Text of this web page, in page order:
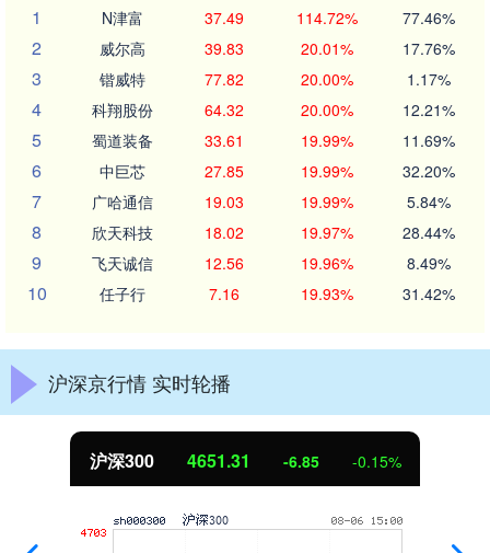
1
N津富 37.49 114.72% 77.46%
2 威尔高 39.83 20.01% 17.76%
3 锴威特 77.82 20.00% 1.17%
4 科翔股份 64.32 20.00% 12.21%
5 蜀道装备 33.61 19.99% 11.69%
6 中巨芯 27.85 19.99% 32.20%
7 广哈通信 19.03 19.99% 5.84%
8 欣天科技 18.02 19.97% 28.44%
9 飞天诚信 12.56 19.96% 8.49%
10 任子行 7.16 19.93% 31.42%
沪深京行情 实时轮播
沪深300 4651.31 -6.85 -0.15%